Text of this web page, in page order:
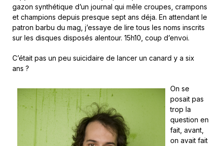
gazon synthétique d’un journal qui mêle croupes, crampons
et champions depuis presque sept ans déja. En attendant le
patron barbu du mag, j’essaye de lire tous les noms inscrits
sur les disques disposés alentour. 15h10, coup d’envoi.
C’était pas un peu suicidaire de lancer un canard y a six
ans ?
On se
posait pas
trop la
question en
fait, avant,
on avait fait